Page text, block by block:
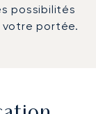
possibilités
votre portée.